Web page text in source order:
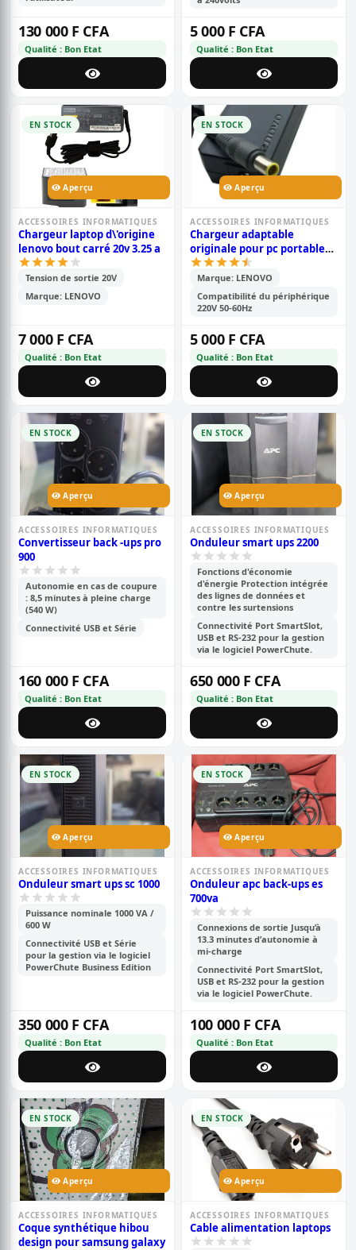
130 000 F CFA
Qualité : Bon Etat
5 000 F CFA
Qualité : Bon Etat
EN STOCK
Aperçu
ACCESSOIRES INFORMATIQUES
Chargeur laptop d\'origine
lenovo bout carré 20v 3.25 a
Tension de sortie 20V
Marque: LENOVO
7 000 F CFA
Qualité : Bon Etat
EN STOCK
Aperçu
ACCESSOIRES INFORMATIQUES
Chargeur adaptable
originale pour pc portable
lenovo 4.5a grand bout rond
- noir
Marque: LENOVO
Compatibilité du périphérique
220V 50-60Hz
5 000 F CFA
Qualité : Bon Etat
EN STOCK
Aperçu
ACCESSOIRES INFORMATIQUES
Convertisseur back -ups pro
900
Autonomie en cas de coupure
: 8,5 minutes à pleine charge
(540 W)
Connectivité USB et Série
160 000 F CFA
Qualité : Bon Etat
EN STOCK
Aperçu
ACCESSOIRES INFORMATIQUES
Onduleur smart ups 2200
Fonctions d'économie
d'énergie Protection intégrée
des lignes de données et
contre les surtensions
Connectivité Port SmartSlot,
USB et RS-232 pour la gestion
via le logiciel PowerChute.
650 000 F CFA
Qualité : Bon Etat
EN STOCK
Aperçu
ACCESSOIRES INFORMATIQUES
Onduleur smart ups sc 1000
Puissance nominale 1000 VA /
600 W
Connectivité USB et Série
pour la gestion via le logiciel
PowerChute Business Edition
350 000 F CFA
Qualité : Bon Etat
EN STOCK
Aperçu
ACCESSOIRES INFORMATIQUES
Onduleur apc back-ups es
700va
Connexions de sortie Jusqu’à
13.3 minutes d’autonomie à
mi-charge
Connectivité Port SmartSlot,
USB et RS-232 pour la gestion
via le logiciel PowerChute.
100 000 F CFA
Qualité : Bon Etat
EN STOCK
Aperçu
ACCESSOIRES INFORMATIQUES
Coque synthétique hibou
design pour samsung galaxy
EN STOCK
Aperçu
ACCESSOIRES INFORMATIQUES
Cable alimentation laptops